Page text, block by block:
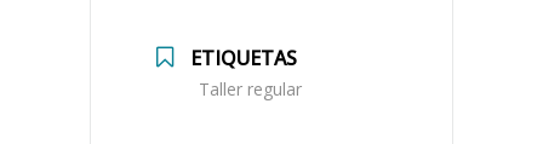
ETIQUETAS
Taller regular